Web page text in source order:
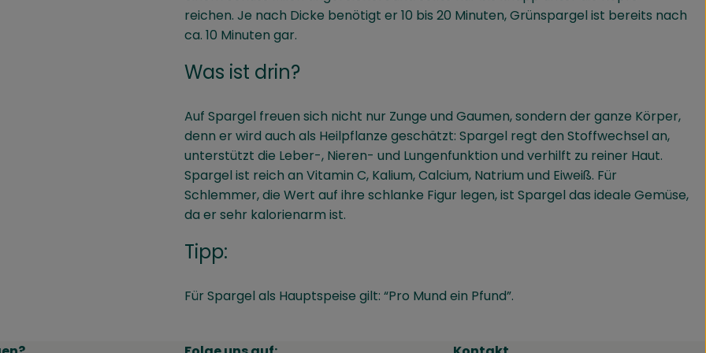
reichen. Je nach Dicke benötigt er 10 bis 20 Minuten, Grünspargel ist bereits nach
ca. 10 Minuten gar.
Was ist drin?
Auf Spargel freuen sich nicht nur Zunge und Gaumen, sondern der ganze Körper,
denn er wird auch als Heilpflanze geschätzt: Spargel regt den Stoffwechsel an,
unterstützt die Leber-, Nieren- und Lungenfunktion und verhilft zu reiner Haut.
Spargel ist reich an Vitamin C, Kalium, Calcium, Natrium und Eiweiß. Für
Schlemmer, die Wert auf ihre schlanke Figur legen, ist Spargel das ideale Gemüse,
da er sehr kalorienarm ist.
Tipp:
Für Spargel als Hauptspeise gilt: “Pro Mund ein Pfund”.